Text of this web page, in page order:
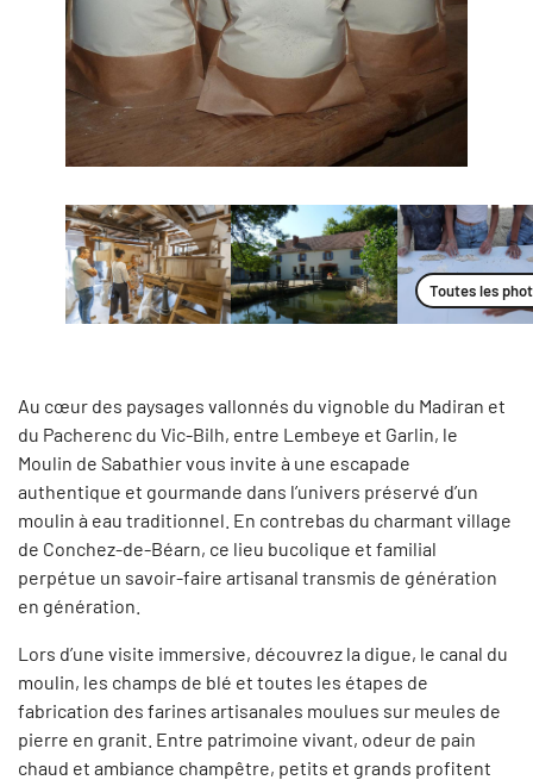
Toutes les
Au cœur des paysages vallonnés du vignoble du Madiran et
du Pacherenc du Vic-Bilh, entre Lembeye et Garlin, le
Moulin de Sabathier vous invite à une escapade
authentique et gourmande dans l’univers préservé d’un
moulin à eau traditionnel. En contrebas du charmant village
de Conchez-de-Béarn, ce lieu bucolique et familial
perpétue un savoir-faire artisanal transmis de génération
en génération.
Lors d’une visite immersive, découvrez la digue, le canal du
moulin, les champs de blé et toutes les étapes de
fabrication des farines artisanales moulues sur meules de
pierre en granit. Entre patrimoine vivant, odeur de pain
chaud et ambiance champêtre, petits et grands profitent